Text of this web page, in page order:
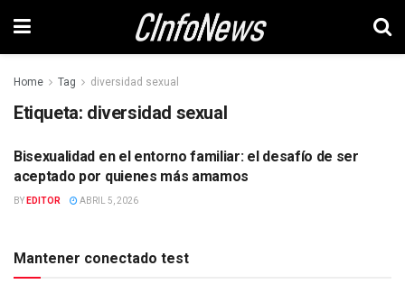
Home Tag diversidad sexual
Etiqueta: diversidad sexual
SOCIEDAD
Bisexualidad en el entorno familiar: el desafío de ser
aceptado por quienes más amamos
BY EDITOR ABRIL 5, 2026
Mantener conectado test